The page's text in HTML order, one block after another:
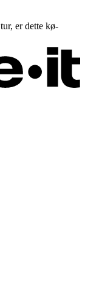
er dette kø-